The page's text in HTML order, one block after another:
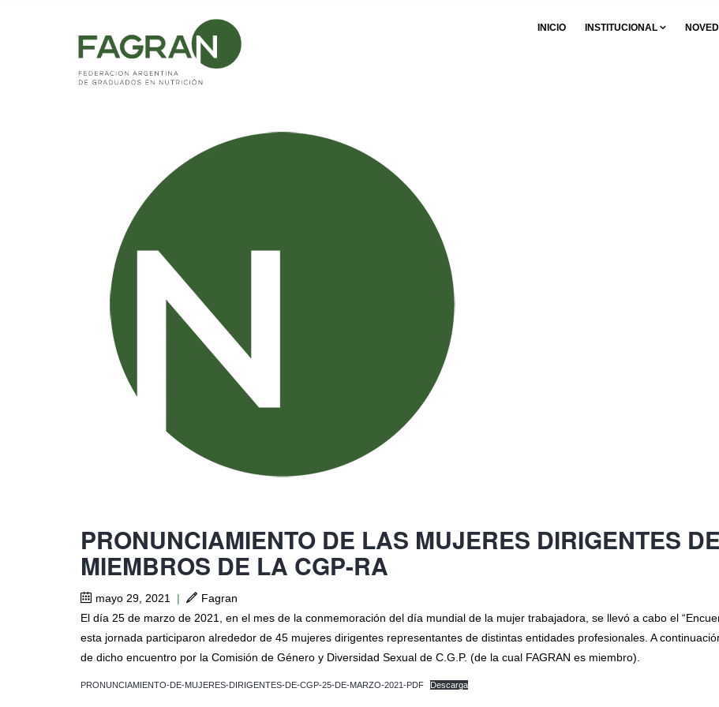
INICIO INSTITUCIONAL
Home PRONUNCIAMIENTO DE LAS MUJERES DIRIGENTES DE ENTIDADES MIEMBROS DE LA CGP-RA
PRONUNCIAMIENTO DE LAS MUJERES DIRIGENTES
MIEMBROS DE LA CGP-RA
mayo 29, 2021 |
Fagran
El día 25 de marzo de 2021, en el mes de la conmemoración del día mundial de la mujer trabajadora, se llevó a cabo el
esta jornada participaron alrededor de 45 mujeres dirigentes representantes de distintas entidades profesionales. A
de dicho encuentro por la Comisión de Género y Diversidad Sexual de C.G.P. (de la cual FAGRAN es miembro).
PRONUNCIAMIENTO-DE-MUJERES-DIRIGENTES-DE-CGP-25-DE-MARZO-2021-PDF Descarga